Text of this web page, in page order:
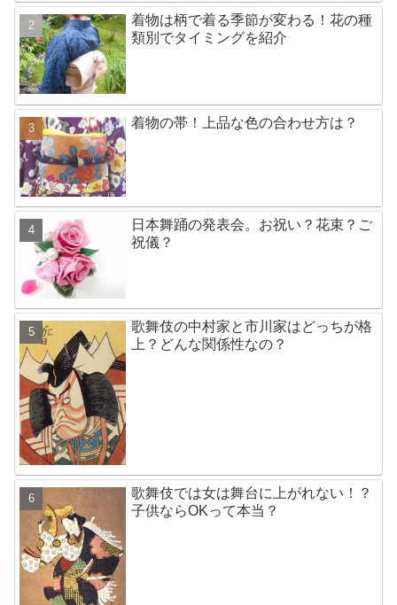
着物は柄で着る季節が変わる！花の種
類別でタイミングを紹介
着物の帯！上品な色の合わせ方は？
日本舞踊の発表会。お祝い？花束？ご
祝儀？
歌舞伎の中村家と市川家はどっちが格
上？どんな関係性なの？
歌舞伎では女は舞台に上がれない！？
子供ならOKって本当？